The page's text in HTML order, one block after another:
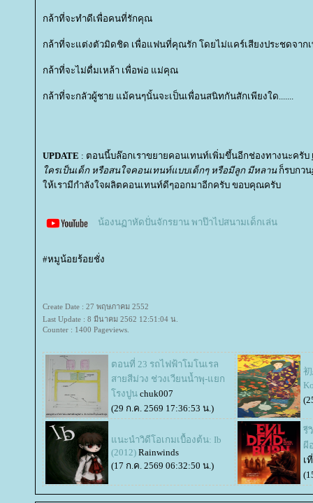
กล้าที่จะทำดีเพื่อคนที่รักคุณ
กล้าที่จะแต่งตัวมิดชิด เพื่อแฟนที่คุณรัก โดยไม่แคร์เสียงประชดจาก
กล้าที่จะไม่ดื่มเหล้า เพื่อพ่อ แม่คุณ
กล้าที่จะกลัวผู้ชาย แม้คนๆนั้นจะเป็นเพื่อนสนิทกันสักเพียงใด.......
UPDATE : ตอนนี้บล๊อกเราขยายคอนเทนท์เพิ่มขึ้นอีกช่องทางนะครับ
ครเป็นเด็ก หรือสนใจคอนเทนท์แบบเด็กๆ หรือมีลูก มีหลาน ก็รบกวน
ห้เรามีกำลังใจผลิตคอนเทนท์ดีๆออกมาอีกครับ ขอบคุณครับ
น้องนฏาหัดปั่นจักรยาน พาป๊าไปสนามเด็กเล่น
#หมูน้อยร้อยชั่ง
Create Date : 27 พฤษภาคม 2552
Last Update : 8 มีนาคม 2562 12:51:04 น.
Counter : 1400 Pageviews.
ตอนที่ 23 รถไฟฟ้าโมโนเรล
สายสีม่วง ช่วงเวียนน้ำพุ-แยก
รงปูน chuk007
(29 ก.ค. 2569 17:36:53 น.)
นะนำวิดีโอเกมเบื้องต้น: Ib
(2012) Rainwinds
(17 ก.ค. 2569 06:32:50 น.)
รี
ผี
เ